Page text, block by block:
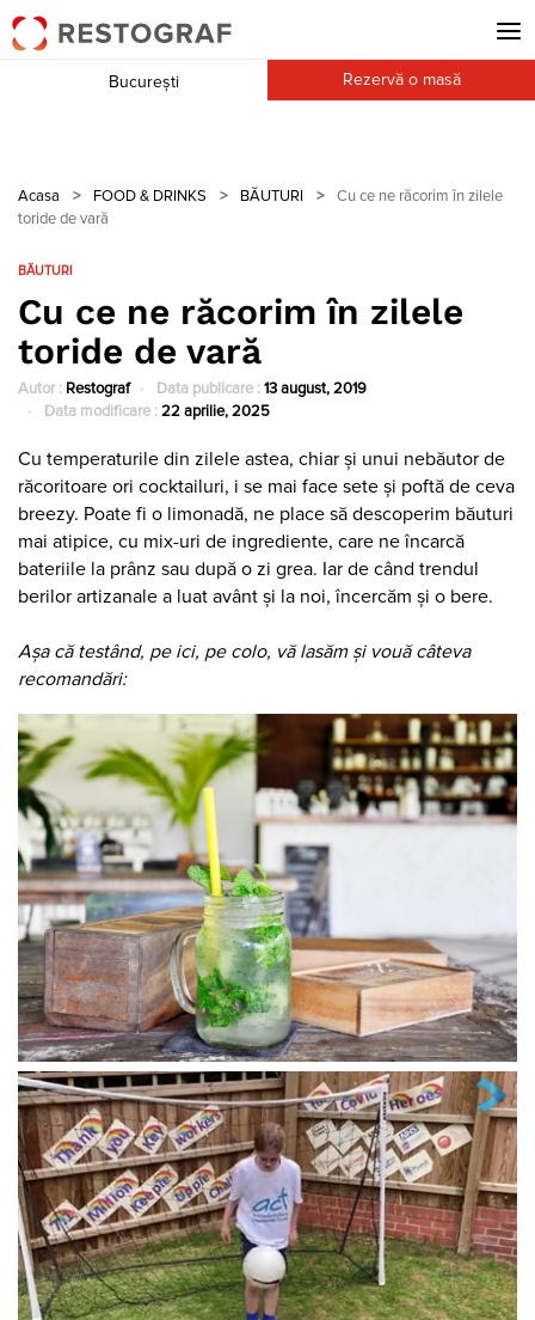
București Rezervă o masă
Acasa > FOOD & DRINKS > BĂUTURI >
Cu ce ne răcorim în zilele
toride de vară
BĂUTURI
Cu ce ne răcorim în zilele
toride de vară
Autor : Restograf Data publicare : 13 august, 2019
Data modificare : 22 aprilie, 2025
Cu temperaturile din zilele astea, chiar și unui nebăutor de
răcoritoare ori cocktailuri, i se mai face sete și poftă de ceva
breezy. Poate fi o limonadă, ne place să descoperim băuturi
mai atipice, cu mix-uri de ingrediente, care ne încarcă
bateriile la prânz sau după o zi grea. Iar de când trendul
berilor artizanale a luat avânt și la noi, încercăm și o bere.
Așa că testând, pe ici, pe colo, vă lasăm și vouă câteva
recomandări: